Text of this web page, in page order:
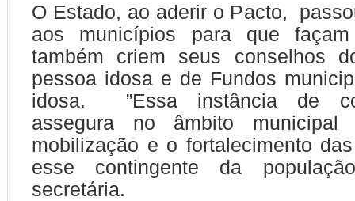
O Estado, ao aderir o Pacto,
aos municípios para que
também criem seus conselhos
pessoa idosa e de Fundos
idosa. ”Essa instância de
assegura no âmbito
mobilização e o fortalecimento
esse contingente da
secretária.